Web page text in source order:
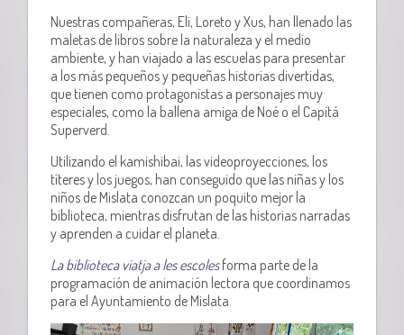
Nuestras compañeras, Eli, Loreto y Xus, han llenado las
maletas de libros sobre la naturaleza y el medio
ambiente, y han viajado a las escuelas para presentar
a los más pequeños y pequeñas historias divertidas,
que tienen como protagonistas a personajes muy
especiales, como la ballena amiga de Noé o el Capitá
Superverd.
Utilizando el kamishibai, las videoproyecciones, los
títeres y los juegos, han conseguido que las niñas y los
niños de Mislata conozcan un poquito mejor la
biblioteca, mientras disfrutan de las historias narradas
y aprenden a cuidar el planeta.
La biblioteca viatja a les escolesforma parte de la
programación de animación lectora que coordinamos
para el Ayuntamiento de Mislata.